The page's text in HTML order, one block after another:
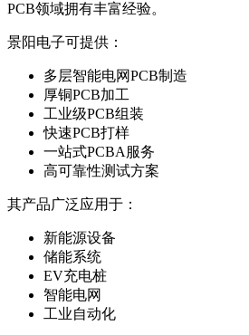
PCB领域拥有丰富经验。
景阳电子可提供：
多层智能电网PCB制造
厚铜PCB加工
工业级PCB组装
快速PCB打样
一站式PCBA服务
高可靠性测试方案
其产品广泛应用于：
新能源设备
储能系统
EV充电桩
智能电网
工业自动化